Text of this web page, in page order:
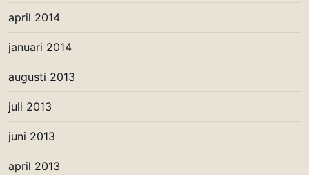
april 2014
januari 2014
augusti 2013
juli 2013
juni 2013
april 2013